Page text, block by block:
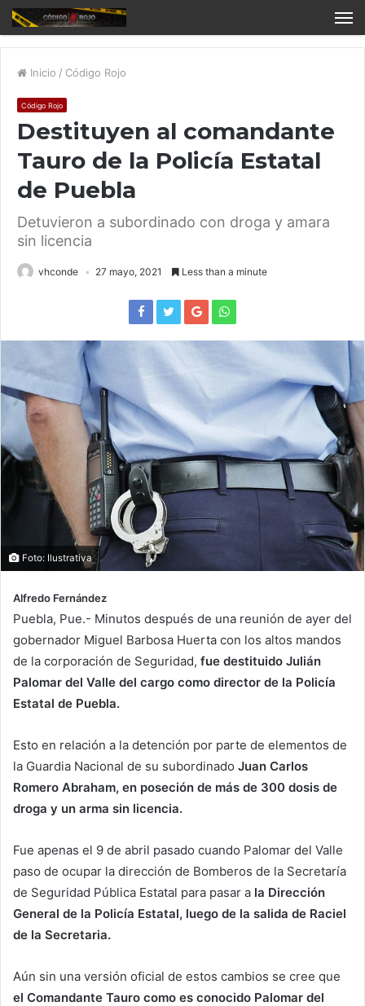
Inicio / Código Rojo
Código Rojo
Destituyen al comandante
Tauro de la Policía Estatal
de Puebla
Detuvieron a subordinado con droga y amara
sin licencia
vhconde 27 mayo, 2021 Less than a minute
Foto: Ilustrativa
Alfredo Fernández
Puebla, Pue.- Minutos después de una reunión de ayer del
gobernador Miguel Barbosa Huerta con los altos mandos
de la corporación de Seguridad, fue destituido Julián
Palomar del Valle del cargo como director de la Policía
Estatal de Puebla.
Esto en relación a la detención por parte de elementos de
la Guardia Nacional de su subordinado Juan Carlos
Romero Abraham, en poseción de más de 300 dosis de
droga y un arma sin licencia.
Fue apenas el 9 de abril pasado cuando Palomar del Valle
paso de ocupar la dirección de Bomberos de la Secretaría
de Seguridad Pública Estatal para pasar a la Dirección
General de la Policía Estatal, luego de la salida de Raciel
de la Secretaria.
Aún sin una versión oficial de estos cambios se cree que
el Comandante Tauro como es conocido Palomar del